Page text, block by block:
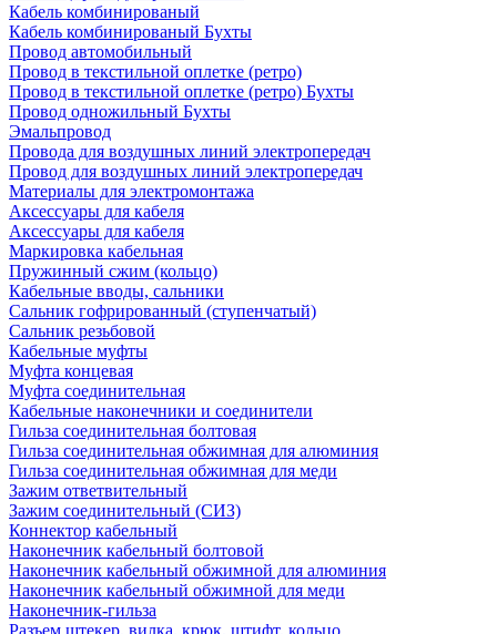
Кабель комбинированый
Кабель комбинированый Бухты
Провод автомобильный
Провод в текстильной оплетке (ретро)
Провод в текстильной оплетке (ретро) Бухты
Провод одножильный Бухты
Эмальпровод
Провода для воздушных линий электропередач
Провод для воздушных линий электропередач
Материалы для электромонтажа
Аксессуары для кабеля
Аксессуары для кабеля
Маркировка кабельная
Пружинный сжим (кольцо)
Кабельные вводы, сальники
Сальник гофрированный (ступенчатый)
Сальник резьбовой
Кабельные муфты
Муфта концевая
Муфта соединительная
Кабельные наконечники и соединители
Гильза соединительная болтовая
Гильза соединительная обжимная для алюминия
Гильза соединительная обжимная для меди
Зажим ответвительный
Зажим соединительный (СИЗ)
Коннектор кабельный
Наконечник кабельный болтовой
Наконечник кабельный обжимной для алюминия
Наконечник кабельный обжимной для меди
Наконечник-гильза
Разъем штекер, вилка, крюк, штифт, кольцо